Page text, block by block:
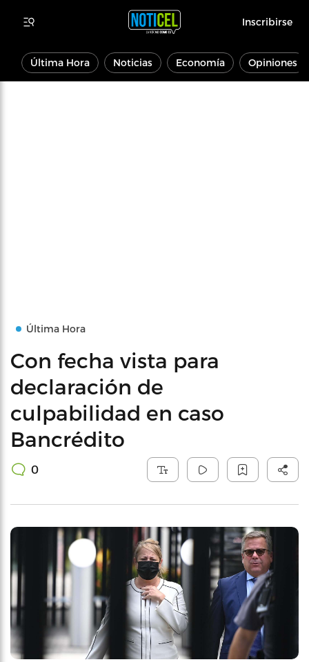
Inscribirse
Última Hora Noticias Economía Opiniones
Última Hora
Con fecha vista para
declaración de
culpabilidad en caso
Bancrédito
0